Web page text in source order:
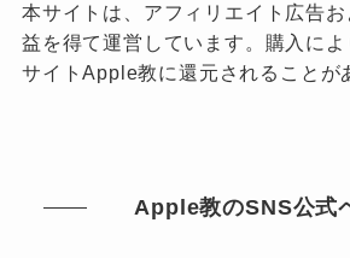
本サイトは、アフィリエイト広告
益を得て運営しています。購入に
サイトApple教に還元されることが
Apple教のSNS公式